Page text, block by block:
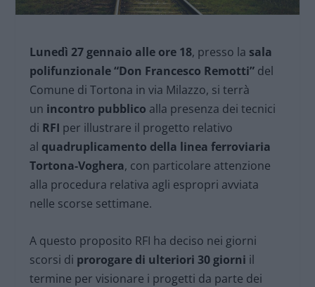
Lunedì 27 gennaio alle ore 18, presso la sala
polifunzionale “Don Francesco Remotti” del
Comune di Tortona in via Milazzo, si terrà
un incontro pubblico alla presenza dei tecnici
di RFI per illustrare il progetto relativo
al quadruplicamento della linea ferroviaria
Tortona-Voghera, con particolare attenzione
alla procedura relativa agli espropri avviata
nelle scorse settimane.
A questo proposito RFI ha deciso nei giorni
scorsi di prorogare di ulteriori 30 giorni il
termine per visionare i progetti da parte dei